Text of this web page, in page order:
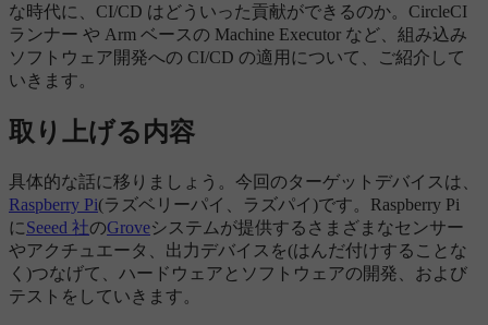
な時代に、CI/CD はどういった貢献ができるのか。CircleCI
ランナー や Arm ベースの Machine Executor など、組み込み
ソフトウェア開発への CI/CD の適用について、ご紹介して
いきます。
取り上げる内容
具体的な話に移りましょう。今回のターゲットデバイスは、
Raspberry Pi(ラズベリーパイ、ラズパイ)です。Raspberry Pi
にSeeed 社のGroveシステムが提供するさまざまなセンサー
やアクチュエータ、出力デバイスを(はんだ付けすることな
く)つなげて、ハードウェアとソフトウェアの開発、および
テストをしていきます。